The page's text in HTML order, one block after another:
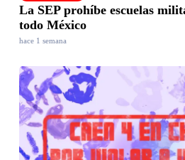
La SEP prohíbe escuelas
todo México
hace 1 semana